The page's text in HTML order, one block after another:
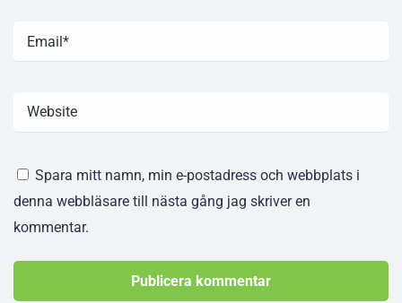
Spara mitt namn, min e-postadress och webbplats i
denna webbläsare till nästa gång jag skriver en
kommentar.